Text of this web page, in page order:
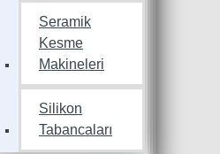
Seramik
Kesme
Makineleri
Silikon
Tabancaları